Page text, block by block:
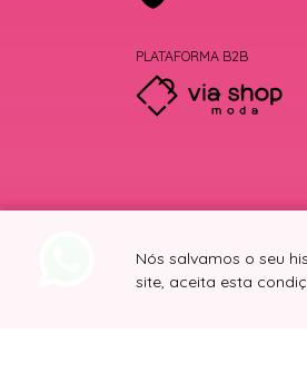
PLATAFORMA B2B
Nós salvamos o seu
site, aceita esta